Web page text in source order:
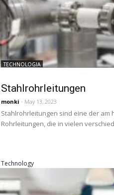
TECHNOLOGIA
Stahlrohrleitungen
monki - May 13, 2023
Stahlrohrleitungen sind eine der
Rohrleitungen, die in vielen
Technology